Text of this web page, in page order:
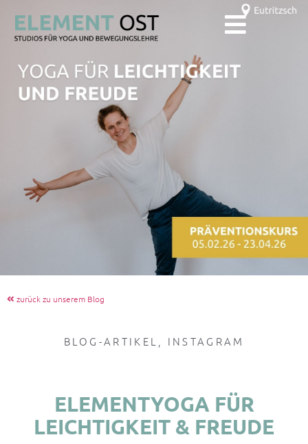
zurück zu unserem Blog
BLOG-ARTIKEL, INSTAGRAM
ELEMENTYOGA FÜR
LEICHTIGKEIT & FREUDE